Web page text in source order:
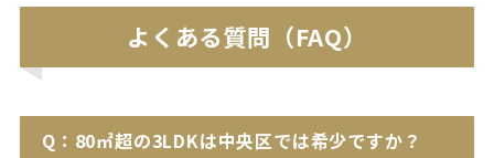
よくある質問（FAQ）
Q：80㎡超の3LDKは中央区では希少ですか？